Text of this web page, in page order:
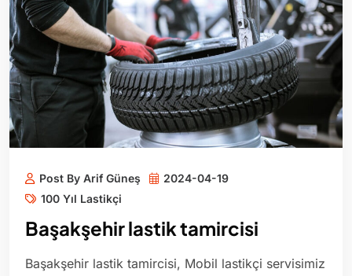
Post By Arif Güneş
2024-04-19
100 Yıl Lastikçi
Başakşehir lastik tamircisi
Başakşehir lastik tamircisi, Mobil lastikçi servisimiz